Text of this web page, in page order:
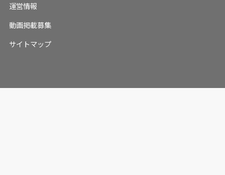
運営情報
動画掲載募集
サイトマップ